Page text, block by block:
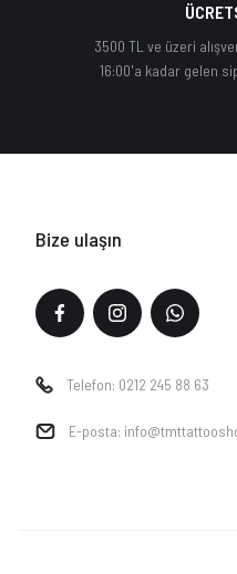
3500 TL ve üzeri
16:00'a kadar gelen
Bize ulaşın
Telefon: 0212 245 88 63
E-posta: